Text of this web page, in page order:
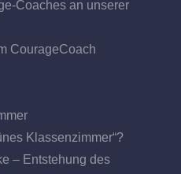
Coaches an unserer
CourageCoach
Klassenzimmer“?
– Entstehung des